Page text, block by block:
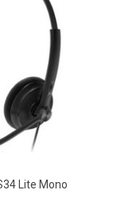
Lite Mono